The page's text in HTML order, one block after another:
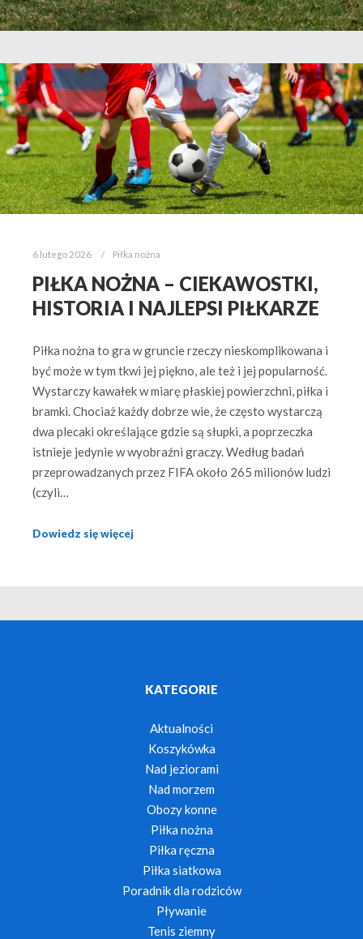
6 lutego 2026 Piłka nożna
PIŁKA NOŻNA – CIEKAWOSTKI,
HISTORIA I NAJLEPSI PIŁKARZE
Piłka nożna to gra w gruncie rzeczy nieskomplikowana i
być może w tym tkwi jej piękno, ale też i jej popularność.
Wystarczy kawałek w miarę płaskiej powierzchni, piłka i
bramki. Chociaż każdy dobrze wie, że często wystarczą
dwa plecaki określające gdzie są słupki, a poprzeczka
istnieje jedynie w wyobraźni graczy. Według badań
przeprowadzanych przez FIFA około 265 milionów ludzi
(czyli…
Dowiedz się więcej
KATEGORIE
Aktualności
Koszykówka
Nad jeziorami
Nad morzem
Obozy konne
Piłka nożna
Piłka ręczna
Piłka siatkowa
Poradnik dla rodziców
Pływanie
Tenis ziemny